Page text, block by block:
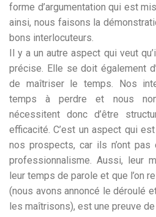
forme d’argumentation qui est
ainsi, nous faisons la
bons interlocuteurs.
Il y a un autre aspect qui veut
précise. Elle se doit également
de maîtriser le temps. Nos
temps à perdre et nous
nécessitent donc d’être
efficacité. C’est un aspect qui
nos prospects, car ils n’ont pas
professionnalisme. Aussi, leur
leur temps de parole et que l’on
(nous avons annoncé le déroulé
les maîtrisons), est une preuve